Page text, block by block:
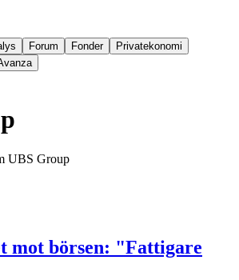
Forum Fonder
Privatekonomi
UBS Group
mot börsen: "Fattigare